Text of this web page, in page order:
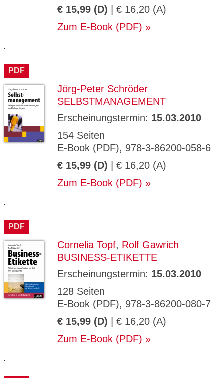
€ 15,99 (D) | € 16,20 (A)
Zum E-Book (PDF)
PDF
Jörg-Peter Schröder
SELBSTMANAGEMENT
Erscheinungstermin: 15.03.2010
154 Seiten
E-Book (PDF), 978-3-86200-058-6
€ 15,99 (D) | € 16,20 (A)
Zum E-Book (PDF)
PDF
Cornelia Topf, Rolf Gawrich
BUSINESS-ETIKETTE
Erscheinungstermin: 15.03.2010
128 Seiten
E-Book (PDF), 978-3-86200-080-7
€ 15,99 (D) | € 16,20 (A)
Zum E-Book (PDF)